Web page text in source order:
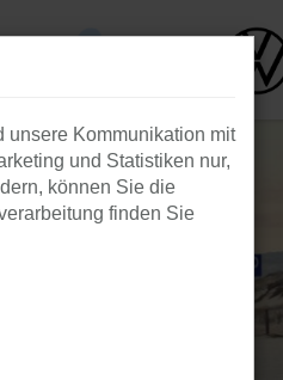
unsere Kommunikation mit
und Statistiken nur,
können Sie die
finden Sie